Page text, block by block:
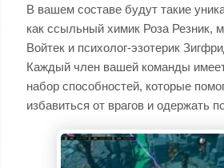
В вашем составе будут такие
как ссыльный химик Роза Резник,
Войтек и психолог-эзотерик
Каждый член вашей команды
набор способностей, которые
избавиться от врагов и одержать